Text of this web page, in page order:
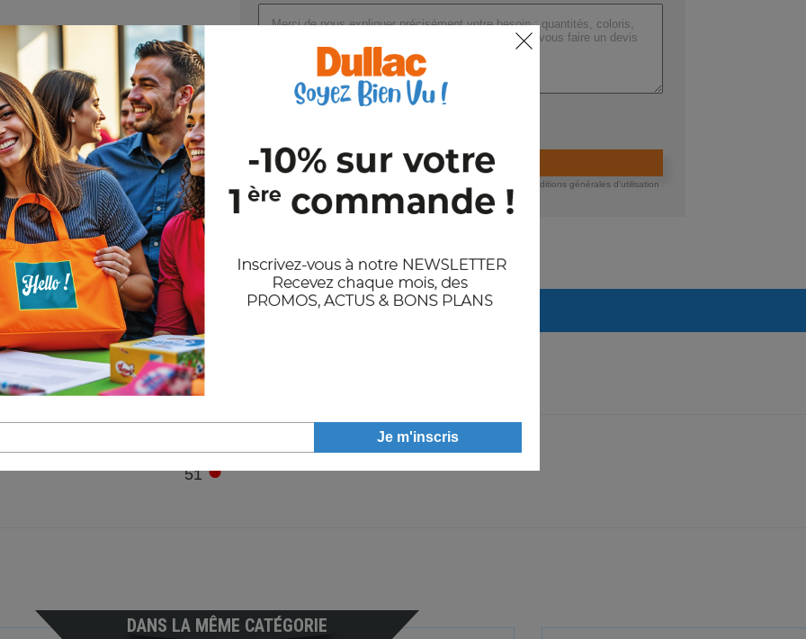
Valider la demande de devis
En nous envoyant votre demande de devis, vous acceptez nos conditions générales d'utilisation
et notre politique de confidentialité des données.
Stocks
51●
DANS LA MÊME CATÉGORIE